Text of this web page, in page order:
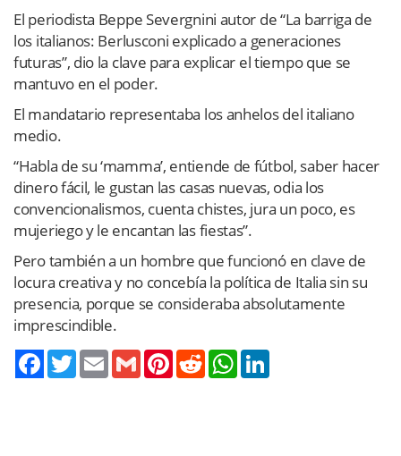
El periodista Beppe Severgnini autor de “La barriga de
los italianos: Berlusconi explicado a generaciones
futuras”, dio la clave para explicar el tiempo que se
mantuvo en el poder.
El mandatario representaba los anhelos del italiano
medio.
“Habla de su ‘mamma’, entiende de fútbol, saber hacer
dinero fácil, le gustan las casas nuevas, odia los
convencionalismos, cuenta chistes, jura un poco, es
mujeriego y le encantan las fiestas”.
Pero también a un hombre que funcionó en clave de
locura creativa y no concebía la política de Italia sin su
presencia, porque se consideraba absolutamente
imprescindible.
TwitterEmail Gmail PinterestReddit WhatsApp